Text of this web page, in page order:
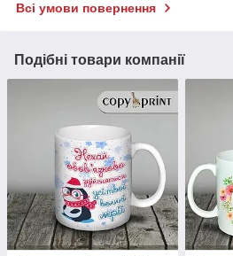
Всі умови повернення
Подібні товари компанії